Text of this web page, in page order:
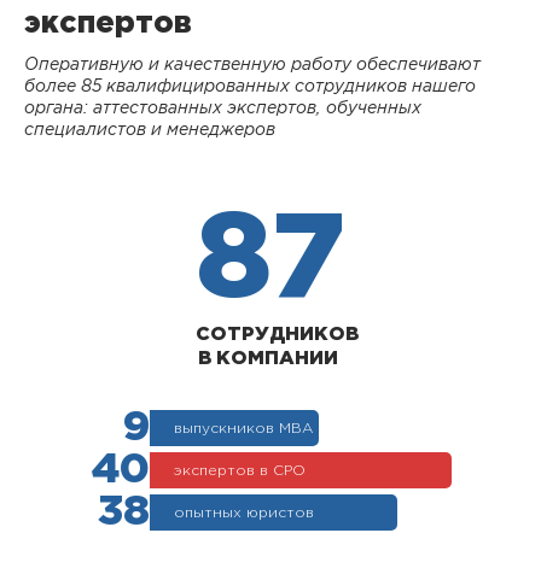
экспертов
Оперативную и качественную работу обеспечивают
более 85 квалифицированных сотрудников нашего
органа: аттестованных экспертов, обученных
специалистов и менеджеров
87
СОТРУДНИКОВ
В КОМПАНИИ
9 выпускников МВА
40 экспертов в СРО
38 опытных юристов